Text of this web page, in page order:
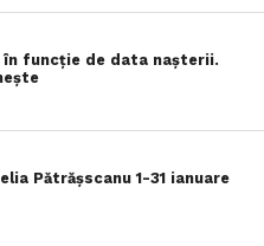
în funcție de data nașterii.
Pătrășscanu 1-31 ianuare